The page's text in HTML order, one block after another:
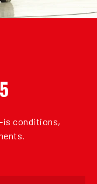
is conditions,